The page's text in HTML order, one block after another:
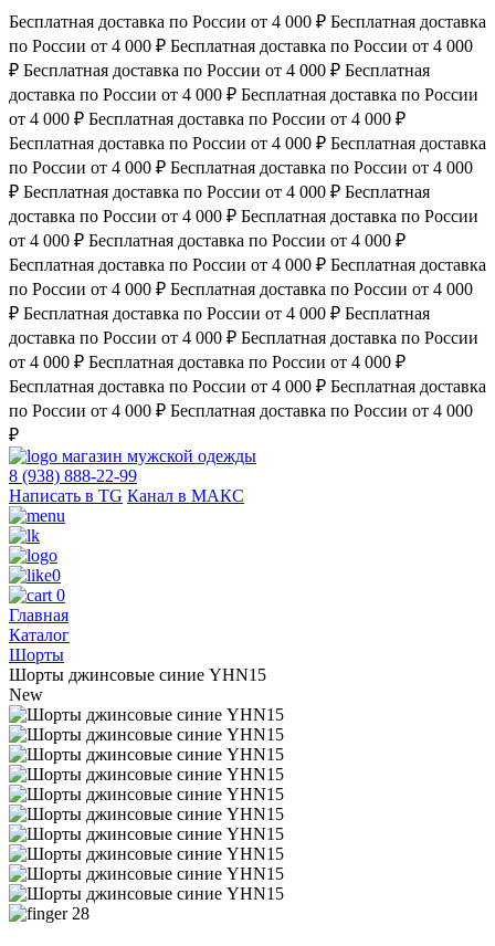
Бесплатная доставка по России от 4 000 ₽ Бесплатная доставка
по России от 4 000 ₽ Бесплатная доставка по России от 4 000
₽ Бесплатная доставка по России от 4 000 ₽ Бесплатная
доставка по России от 4 000 ₽ Бесплатная доставка по России
от 4 000 ₽ Бесплатная доставка по России от 4 000 ₽
Бесплатная доставка по России от 4 000 ₽ Бесплатная доставка
по России от 4 000 ₽ Бесплатная доставка по России от 4 000
₽ Бесплатная доставка по России от 4 000 ₽ Бесплатная
доставка по России от 4 000 ₽ Бесплатная доставка по России
от 4 000 ₽ Бесплатная доставка по России от 4 000 ₽
Бесплатная доставка по России от 4 000 ₽ Бесплатная доставка
по России от 4 000 ₽ Бесплатная доставка по России от 4 000
₽ Бесплатная доставка по России от 4 000 ₽ Бесплатная
доставка по России от 4 000 ₽ Бесплатная доставка по России
от 4 000 ₽ Бесплатная доставка по России от 4 000 ₽
Бесплатная доставка по России от 4 000 ₽ Бесплатная доставка
по России от 4 000 ₽ Бесплатная доставка по России от 4 000
₽
магазин мужской одежды
8 (938) 888-22-99
Написать в TG Канал в МАКС
0
0
Главная
Каталог
Шорты
Шорты джинсовые синие YHN15
New
28